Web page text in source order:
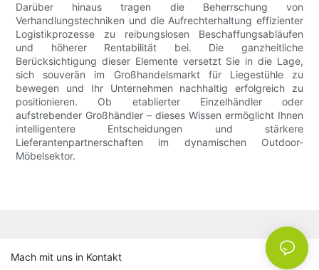
Darüber hinaus tragen die Beherrschung von
Verhandlungstechniken und die Aufrechterhaltung effizienter
Logistikprozesse zu reibungslosen Beschaffungsabläufen
und höherer Rentabilität bei. Die ganzheitliche
Berücksichtigung dieser Elemente versetzt Sie in die Lage,
sich souverän im Großhandelsmarkt für Liegestühle zu
bewegen und Ihr Unternehmen nachhaltig erfolgreich zu
positionieren. Ob etablierter Einzelhändler oder
aufstrebender Großhändler – dieses Wissen ermöglicht Ihnen
intelligentere Entscheidungen und stärkere
Lieferantenpartnerschaften im dynamischen Outdoor-
Möbelsektor.
Mach mit uns in Kontakt